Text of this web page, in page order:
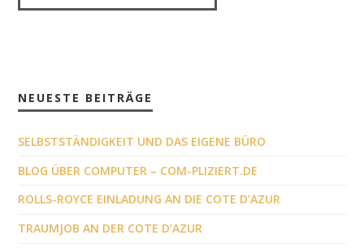
NEUESTE BEITRÄGE
SELBSTSTÄNDIGKEIT UND DAS EIGENE BÜRO
BLOG ÜBER COMPUTER – COM-PLIZIERT.DE
ROLLS-ROYCE EINLADUNG AN DIE COTE D’AZUR
TRAUMJOB AN DER COTE D’AZUR